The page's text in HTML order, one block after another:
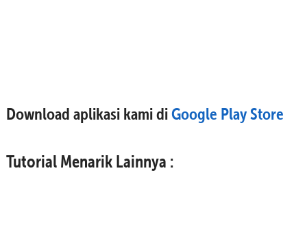
Download aplikasi kami diGoogle Play Store
Tutorial Menarik Lainnya :